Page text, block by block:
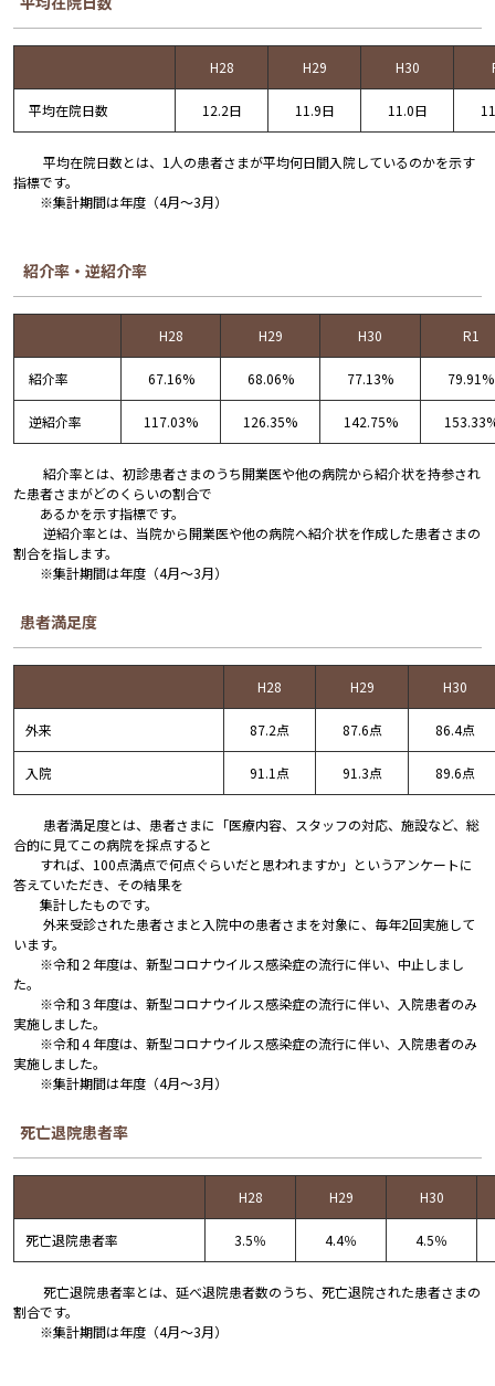
H28 H29 H30
平均在院日数 12.2日 11.9日 11.0日
平均在院日数とは、1人の患者さまが平均何日間入院しているのかを示す
指標です。
※集計期間は年度（4月～3月）
紹介率・逆紹介率
H28 H29 H30 R1
紹介率 67.16% 68.06% 77.13% 79.91%
逆紹介率 117.03% 126.35% 142.75%
紹介率とは、初診患者さまのうち開業医や他の病院から紹介状を持参され
た患者さまがどのくらいの割合で
あるかを示す指標です。
逆紹介率とは、当院から開業医や他の病院へ紹介状を作成した患者さまの
割合を指します。
※集計期間は年度（4月～3月）
患者満足度
H28 H29 H30
外来 87.2点 87.6点 86.4点
入院 91.1点 91.3点 89.6点
患者満足度とは、患者さまに「医療内容、スタッフの対応、施設など、総
合的に見てこの病院を採点すると
すれば、100点満点で何点ぐらいだと思われますか」というアンケートに
答えていただき、その結果を
集計したものです。
外来受診された患者さまと入院中の患者さまを対象に、毎年2回実施して
います。
※令和２年度は、新型コロナウイルス感染症の流行に伴い、中止しまし
た。
※令和３年度は、新型コロナウイルス感染症の流行に伴い、入院患者のみ
実施しました。
※令和４年度は、新型コロナウイルス感染症の流行に伴い、入院患者のみ
実施しました。
※集計期間は年度（4月～3月）
死亡退院患者率
H28 H29 H30
死亡退院患者率 3.5％ 4.4％ 4.5％
死亡退院患者率とは、延べ退院患者数のうち、死亡退院された患者さまの
割合です。
※集計期間は年度（4月～3月）